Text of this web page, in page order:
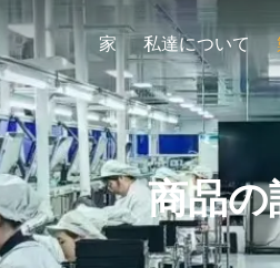
家 私達について
商品の